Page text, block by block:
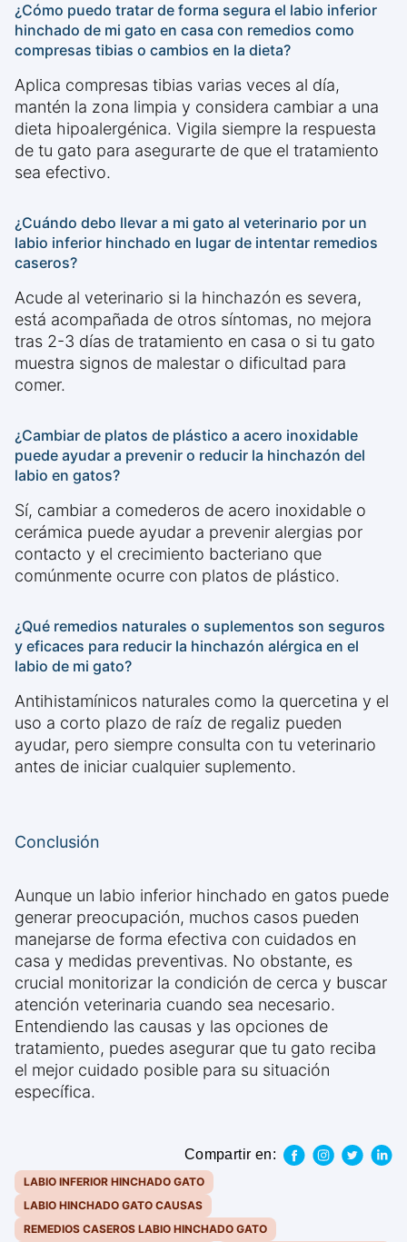
¿Cómo puedo tratar de forma segura el labio inferior
hinchado de mi gato en casa con remedios como
compresas tibias o cambios en la dieta?
Aplica compresas tibias varias veces al día,
mantén la zona limpia y considera cambiar a una
dieta hipoalergénica. Vigila siempre la respuesta
de tu gato para asegurarte de que el tratamiento
sea efectivo.
¿Cuándo debo llevar a mi gato al veterinario por un
labio inferior hinchado en lugar de intentar remedios
caseros?
Acude al veterinario si la hinchazón es severa,
está acompañada de otros síntomas, no mejora
tras 2-3 días de tratamiento en casa o si tu gato
muestra signos de malestar o dificultad para
comer.
¿Cambiar de platos de plástico a acero inoxidable
puede ayudar a prevenir o reducir la hinchazón del
labio en gatos?
Sí, cambiar a comederos de acero inoxidable o
cerámica puede ayudar a prevenir alergias por
contacto y el crecimiento bacteriano que
comúnmente ocurre con platos de plástico.
¿Qué remedios naturales o suplementos son seguros
y eficaces para reducir la hinchazón alérgica en el
labio de mi gato?
Antihistamínicos naturales como la quercetina y el
uso a corto plazo de raíz de regaliz pueden
ayudar, pero siempre consulta con tu veterinario
antes de iniciar cualquier suplemento.
Conclusión
Aunque un labio inferior hinchado en gatos puede
generar preocupación, muchos casos pueden
manejarse de forma efectiva con cuidados en
casa y medidas preventivas. No obstante, es
crucial monitorizar la condición de cerca y buscar
atención veterinaria cuando sea necesario.
Entendiendo las causas y las opciones de
tratamiento, puedes asegurar que tu gato reciba
el mejor cuidado posible para su situación
específica.
Compartir en:
LABIO INFERIOR HINCHADO GATO
LABIO HINCHADO GATO CAUSAS
REMEDIOS CASEROS LABIO HINCHADO GATO